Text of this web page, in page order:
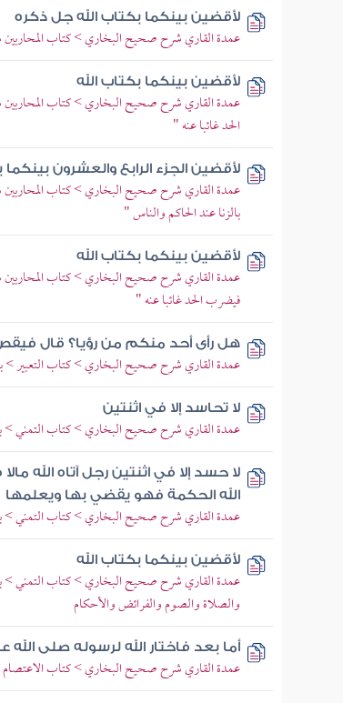
لأقضين بينكما بكتاب الله جل ذكره
عمدة القاري شرح صحيح البخاري > كتاب المحاربين
لأقضين بينكما بكتاب الله
عمدة القاري شرح صحيح البخاري > كتاب المحاربين
الحد غائبا عنه "
لأقضين الجزء الرابع والعشرون بينكما
عمدة القاري شرح صحيح البخاري > كتاب المحاربين
بالزنا عند الحاكم والناس "
لأقضين بينكما بكتاب الله
عمدة القاري شرح صحيح البخاري > كتاب المحاربين
فيضرب الحد غائبا عنه "
هل رأى أحد منكم من رؤيا؟ قال
عمدة القاري شرح صحيح البخاري > كتاب التعبير >
لا تحاسد إلا في اثنتين
عمدة القاري شرح صحيح البخاري > كتاب التمني >
لا حسد إلا في اثنتين رجل آتاه الله
الله الحكمة فهو يقضي بها ويعلمها
عمدة القاري شرح صحيح البخاري > كتاب التمني >
لأقضين بينكما بكتاب الله
عمدة القاري شرح صحيح البخاري > كتاب التمني >
والصلاة والصوم والفرائض والأحكام
أما بعد فاختار الله لرسوله صلى
عمدة القاري شرح صحيح البخاري > كتاب الاعتصام